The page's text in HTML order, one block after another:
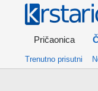
Pričaonica
Trenutno prisutni